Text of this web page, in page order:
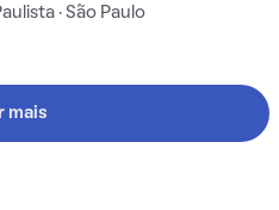
· São Paulo
mais